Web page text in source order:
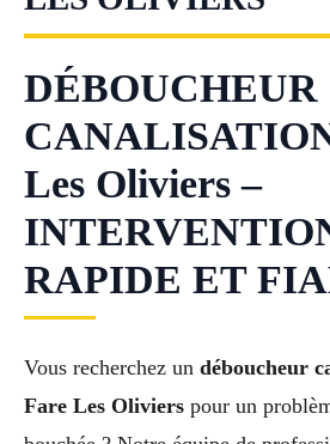
DÉBOUCHEUR
Les Oliviers –
RAPIDE ET
Vous recherchez un déboucheur
Fare Les Oliviers pour un